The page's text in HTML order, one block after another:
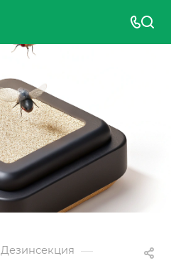
Дезинсекция —